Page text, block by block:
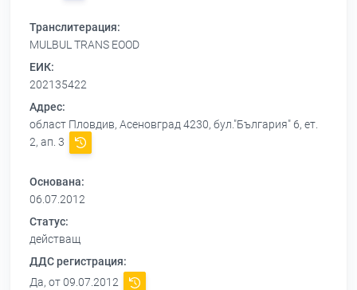
Транслитерация:
MULBUL TRANS EOOD
ЕИК:
202135422
Адрес:
област Пловдив, Асеновград 4230, бул."България" 6, ет.
2, ап. 3
Основана:
06.07.2012
Статус:
действащ
ДДС регистрация:
Да, от 09.07.2012